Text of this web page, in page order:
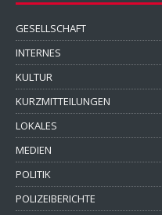
GESELLSCHAFT
INTERNES
KULTUR
KURZMITTEILUNGEN
LOKALES
MEDIEN
POLITIK
POLIZEIBERICHTE